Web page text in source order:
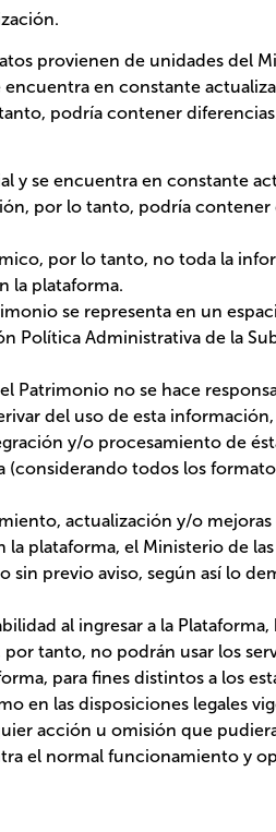
y Límites del Estado. La edición y
o relacionen con los límites y
acuerdo con el Art. 2°, letra g) del
web Observatorio del Patrimonio).
georreferenciada de los
de unidades del Ministerio de
actualización por parte de las
objeto representado.
en constante actualización
contener diferencias en
lo tanto, no toda la información
representa en un espacio
Subsecretaría de Desarrollo Regional
no se hace responsable de los
ya sea de la visualización
como del uso de la información
geográficas, textos, entre otros).
y/o mejoras que
de las Culturas, las Artes y el
las acciones y tareas que se
ingresar a la Plataforma, haciendo
contenidos y todo tipo de
en estos Términos y Condiciones
abstenerse de ejecutar
terceros, o atentar contra el
de acuerdo con la ley y estos